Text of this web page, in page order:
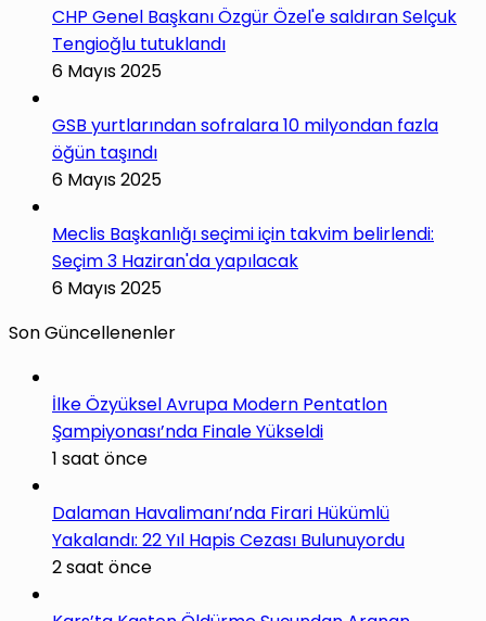
CHP Genel Başkanı Özgür Özel'e saldıran Selçuk
Tengioğlu tutuklandı
6 Mayıs 2025
GSB yurtlarından sofralara 10 milyondan fazla
öğün taşındı
6 Mayıs 2025
Meclis Başkanlığı seçimi için takvim belirlendi:
Seçim 3 Haziran'da yapılacak
6 Mayıs 2025
Son Güncellenenler
İlke Özyüksel Avrupa Modern Pentatlon
Şampiyonası’nda Finale Yükseldi
1 saat önce
Dalaman Havalimanı’nda Firari Hükümlü
Yakalandı: 22 Yıl Hapis Cezası Bulunuyordu
2 saat önce